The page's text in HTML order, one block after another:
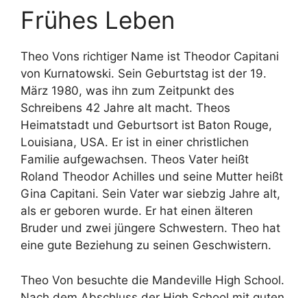
Frühes Leben
Theo Vons richtiger Name ist Theodor Capitani
von Kurnatowski. Sein Geburtstag ist der 19.
März 1980, was ihn zum Zeitpunkt des
Schreibens 42 Jahre alt macht. Theos
Heimatstadt und Geburtsort ist Baton Rouge,
Louisiana, USA. Er ist in einer christlichen
Familie aufgewachsen. Theos Vater heißt
Roland Theodor Achilles und seine Mutter heißt
Gina Capitani. Sein Vater war siebzig Jahre alt,
als er geboren wurde. Er hat einen älteren
Bruder und zwei jüngere Schwestern. Theo hat
eine gute Beziehung zu seinen Geschwistern.
Theo Von besuchte die Mandeville High School.